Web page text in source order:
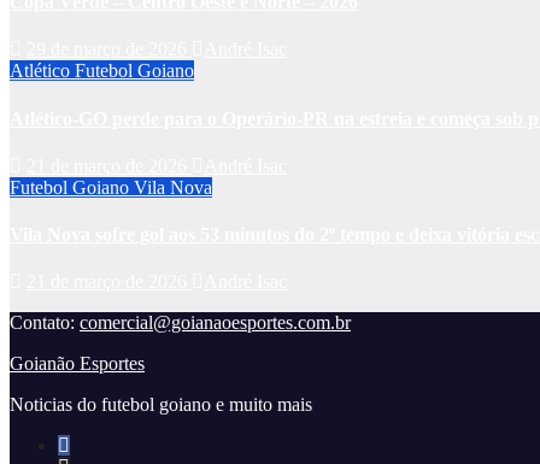
Atlético Futebol Goiano
Futebol Goiano Vila Nova
Contato: comercial@goianaoesportes.com.br
Goianão Esportes
Noticias do futebol goiano e muito mais